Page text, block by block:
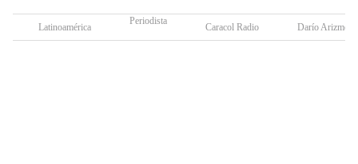
Latinoamérica
Periodista
Caracol Radio Darío